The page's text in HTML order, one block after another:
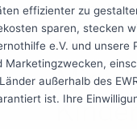
effizienter zu
sparen, stecken
e.V. und unsere
außerhalb des
ist. Ihre